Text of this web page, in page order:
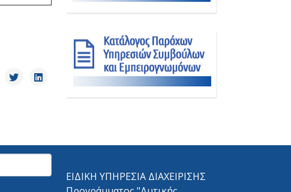
ΕΙΔΙΚΗ ΥΠΗΡΕΣΙΑ ΔΙΑΧΕΙΡΙΣΗΣ